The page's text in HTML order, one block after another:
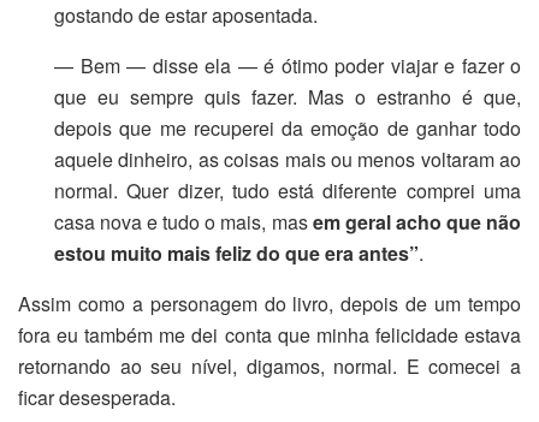
gostando de estar aposentada.
— Bem — disse ela — é ótimo poder viajar e fazer o
que eu sempre quis fazer. Mas o estranho é que,
depois que me recuperei da emoção de ganhar todo
aquele dinheiro, as coisas mais ou menos voltaram ao
normal. Quer dizer, tudo está diferente comprei uma
casa nova e tudo o mais, masem geral acho que não
estou muito mais feliz do que era antes”.
Assim como a personagem do livro, depois de um tempo
fora eu também me dei conta que minha felicidade estava
retornando ao seu nível, digamos, normal. E comecei a
ficar desesperada.